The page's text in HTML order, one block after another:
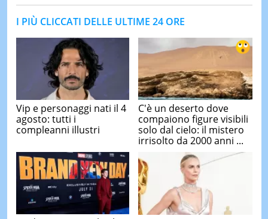
I PIÙ CLICCATI DELLE ULTIME 24 ORE
Vip e personaggi nati il 4
agosto: tutti i
compleanni illustri
C'è un deserto dove
compaiono figure visibili
solo dal cielo: il mistero
irrisolto da 2000 anni ...